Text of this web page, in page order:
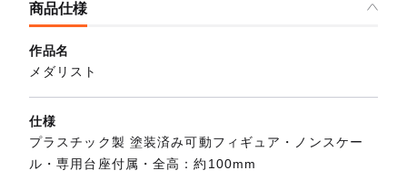
商品仕様
作品名
メダリスト
仕様
プラスチック製 塗装済み可動フィギュア・ノンスケー
ル・専用台座付属・全高：約100mm